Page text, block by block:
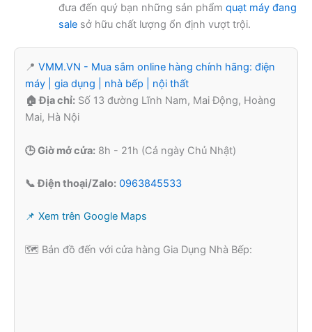
đưa đến quý bạn những sản phẩm quạt máy đang
salesở hữu chất lượng ổn định vượt trội.
📍 VMM.VN - Mua sắm online hàng chính hãng: điện
máy | gia dụng | nhà bếp | nội thất
🏠 Địa chỉ: Số 13 đường Lĩnh Nam, Mai Động, Hoàng
Mai, Hà Nội
🕒 Giờ mở cửa: 8h - 21h (Cả ngày Chủ Nhật)
📞 Điện thoại/Zalo: 0963845533
📌 Xem trên Google Maps
🗺️ Bản đồ đến với cửa hàng Gia Dụng Nhà Bếp: